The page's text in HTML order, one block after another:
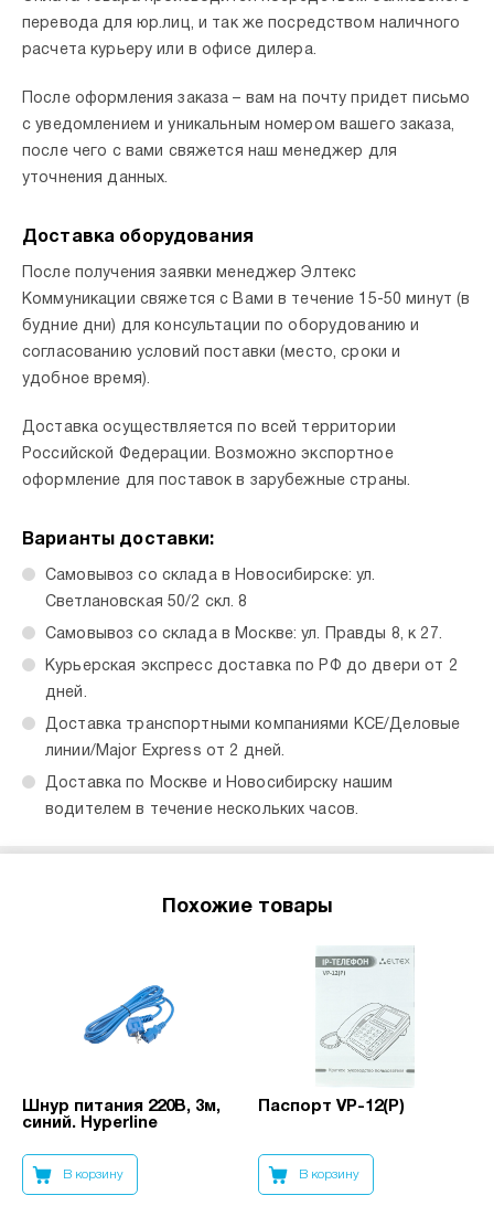
перевода для юр.лиц, и так же посредством наличного
расчета курьеру или в офисе дилера.
После оформления заказа – вам на почту придет письмо
с уведомлением и уникальным номером вашего заказа,
после чего с вами свяжется наш менеджер для
уточнения данных.
Доставка оборудования
После получения заявки менеджер Элтекс
Коммуникации свяжется с Вами в течение 15-50 минут (в
будние дни) для консультации по оборудованию и
согласованию условий поставки (место, сроки и
удобное время).
Доставка осуществляется по всей территории
Российской Федерации. Возможно экспортное
оформление для поставок в зарубежные страны.
Варианты доставки:
Самовывоз со склада в Новосибирске: ул.
Светлановская 50/2 скл. 8
Самовывоз со склада в Москве: ул. Правды 8, к 27.
Курьерская экспресс доставка по РФ до двери от 2
дней.
Доставка транспортными компаниями КСЕ/Деловые
линии/Major Express от 2 дней.
Доставка по Москве и Новосибирску нашим
водителем в течение нескольких часов.
Похожие товары
Шнур питания 220В, 3м,
синий. Hyperline
В корзину
Паспорт VP-12(P)
В корзину